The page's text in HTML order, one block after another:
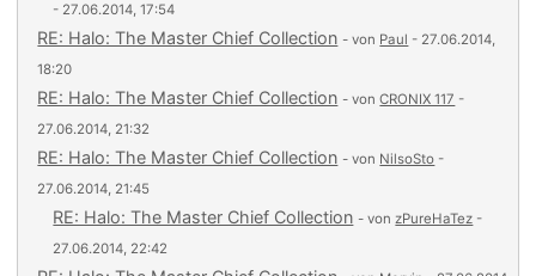
- 27.06.2014, 17:54
RE: Halo: The Master Chief Collection - von Paul - 27.06.2014,
18:20
RE: Halo: The Master Chief Collection - vonCRONIX 117 -
27.06.2014, 21:32
RE: Halo: The Master Chief Collection - von NilsoSto -
27.06.2014, 21:45
RE: Halo: The Master Chief Collection - vonzPureHaTez -
27.06.2014, 22:42